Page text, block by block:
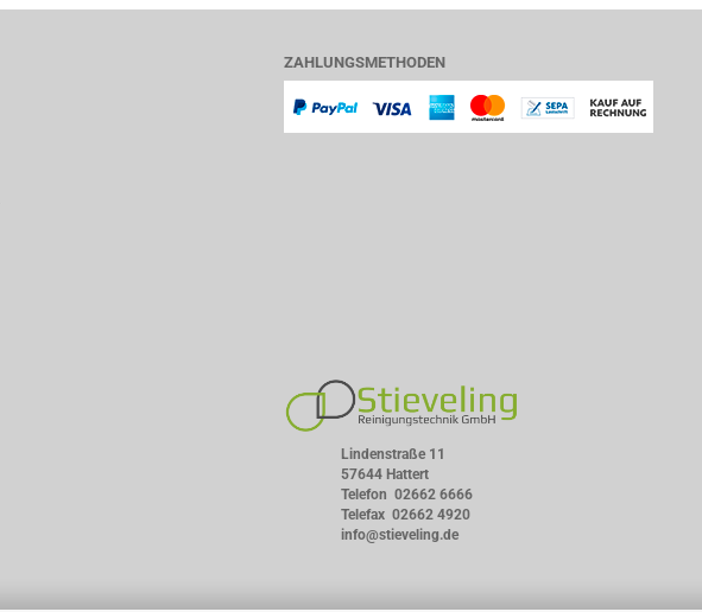
ZAHLUNGSMETHODEN
Lindenstraße 11
57644 Hattert
Telefon 02662 6666
Telefax 02662 4920
info@stieveling.de